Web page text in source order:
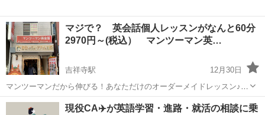
マジで？ 英会話個人レッスンがなんと60分
2970円～(税込） マンツーマン英…
吉祥寺駅
12月30日
マンツーマンだから伸びる！あなただけのオーダーメイドレッスン♪
集団レッスンで話せる時間は「生徒数／レッスン時間」です。つまり
60分のレッスンでも生徒が６人いればあなたが話せるチャンスはたっ
東京 武蔵野市 吉祥寺駅 英語 レッスン
現役CA✈️が英語学習・進路・就活の相談に乗